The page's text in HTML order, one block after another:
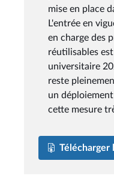
mise en place
L'entrée en
en charge des
réutilisables
universitaire
reste
un
cette mesure
Télécharger